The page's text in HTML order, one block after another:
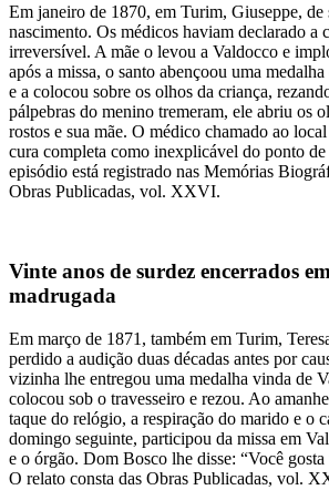
Em janeiro de 1870, em Turim, Giuseppe, de
nascimento. Os médicos haviam declarado a
irreversível. A mãe o levou a Valdocco e
após a missa, o santo abençoou uma
e a colocou sobre os olhos da criança,
pálpebras do menino tremeram, ele abriu os
rostos e sua mãe. O médico chamado ao
cura completa como inexplicável do ponto
episódio está registrado nas Memórias
Obras Publicadas, vol. XXVI.
Vinte anos de surdez encerrados
madrugada
Em março de 1871, também em Turim,
perdido a audição duas décadas antes por
vizinha lhe entregou uma medalha vinda de
colocou sob o travesseiro e rezou. Ao
taque do relógio, a respiração do marido e o
domingo seguinte, participou da missa em
e o órgão. Dom Bosco lhe disse: “Você
O relato consta das Obras Publicadas, vol.